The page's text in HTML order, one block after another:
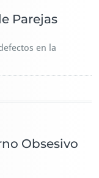
Parejas
en la
Obsesivo